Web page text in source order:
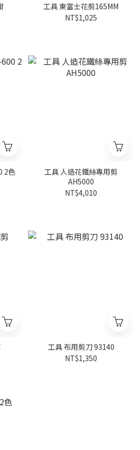
工具 東富士花剪165MM
NT$1,025
2色
工具 人造花鐵絲專用剪
AH5000
NT$4,010
工具 布用剪刀 93140
NT$1,350